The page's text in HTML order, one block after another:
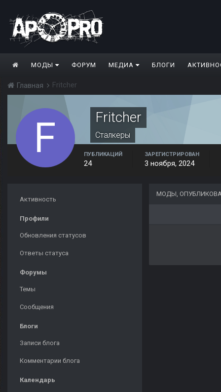
МОДЫ ФОРУМ МЕДИА БЛОГИ
Главная Fritcher
Fritcher
Сталкеры
ПУБЛИКАЦИЙ
24
ЗАРЕГИСТРИРОВАН
3 ноября, 2024
Активность
Профили
Обновления статусов
Ответы статуса
Форумы
Темы
Сообщения
Блоги
Записи блога
Комментарии блога
Календарь
МОДЫ,